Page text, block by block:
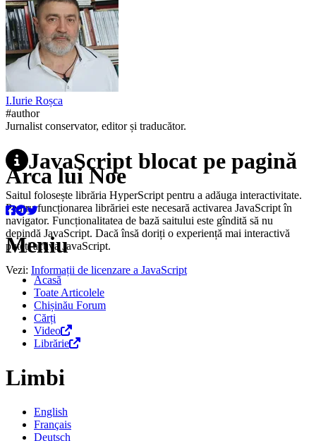
I.Iurie Roșca
#author
Jurnalist conservator, editor și traducător.
JavaScript blocat pe pagină
Saitul folosește librăria HyperScript pentru a adăuga interactivitate.
Pentru funcționarea librăriei este necesară activarea JavaScript în
navigator. Funcționalitatea de bază saitului este gîndită să nu
depindă JavaScript. Dacă însă doriți o experiență mai interactivă
puteți activa JavaScript.
Vezi: Informații de licenzare a JavaScript
Arca lui Noe
Meniu
Acasă
Toate Articolele
Chișinău Forum
Cărți
Video
Librărie
Limbi
English
Français
Deutsch